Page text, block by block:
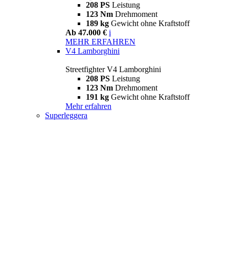
208 PS Leistung
123 Nm Drehmoment
189 kg Gewicht ohne Kraftstoff
Ab 47.000 € i
MEHR ERFAHREN
V4 Lamborghini
Streetfighter V4 Lamborghini
208 PS Leistung
123 Nm Drehmoment
191 kg Gewicht ohne Kraftstoff
Mehr erfahren
Superleggera